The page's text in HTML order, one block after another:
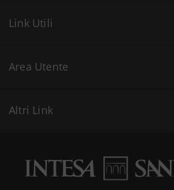
Link Utili
Area Utente
Altri Link